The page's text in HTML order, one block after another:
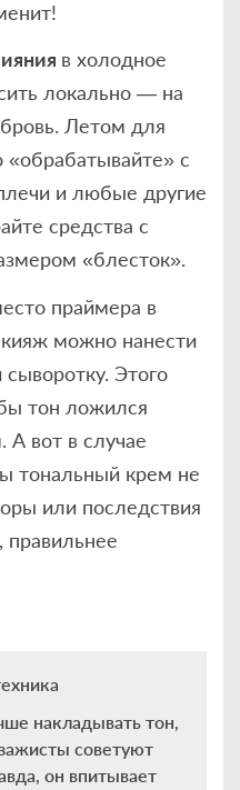
в холодное
локально — на
Летом для
с
и любые другие
средства с
«блесток».
праймера в
можно нанести
Этого
тон ложился
вот в случае
тональный крем не
или последствия
накладывать тон,
советуют
он впитывает